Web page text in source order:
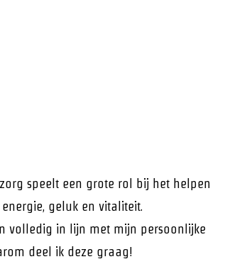
speelt een grote rol bij het helpen
geluk en vitaliteit.
volledig in lijn met mijn persoonlijke
deel ik deze graag!